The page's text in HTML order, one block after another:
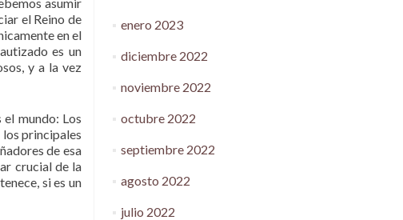
el Reino de
en el
es un
y a la vez
mundo: Los
los principales
de esa
crucial de la
si es un
enero 2023
diciembre 2022
noviembre 2022
octubre 2022
septiembre 2022
agosto 2022
julio 2022